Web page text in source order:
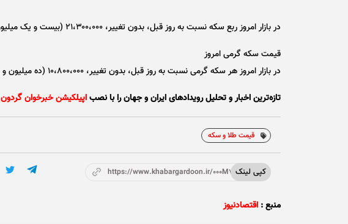
در بازار امروز ربع سکه نسبت به روز قبل، بدون تغییر، ۲۱،۳۰۰،۰۰۰ (بیست و یک میلیون و سیصد هزار) تومان نرخ گذاری شد.
قیمت سکه گرمی امروز
در بازار امروز هر سکه گرمی نسبت به روز قبل، بدون تغییر، ۱۰،۸۰۰،۰۰۰ (ده میلیون و هشتصد هزار) تومان نرخ گذاری شد.
تازه‌ترین اخبار و تحلیل‌ رویدادهای ایران و جهان را با نصباپیلکیشن خبرخوان گردون
قیمت طلا و سکه
کپی لینکhttps://www.khabargardoon.ir/000M72
منبع : اقتصادنیوز